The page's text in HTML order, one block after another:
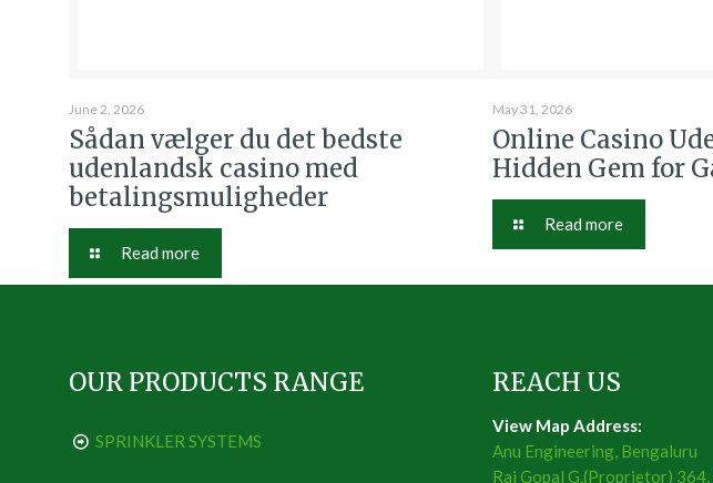
June 2, 2026
Sådan vælger du det bedste
udenlandsk casino med
betalingsmuligheder
Read more
May 31, 2026
Online Casino
Hidden Gem for
Read more
OUR PRODUCTS RANGE
SPRINKLER SYSTEMS
REACH US
View Map Address:
Anu Engineering, Bengaluru
Raj Gopal G.(Proprietor)